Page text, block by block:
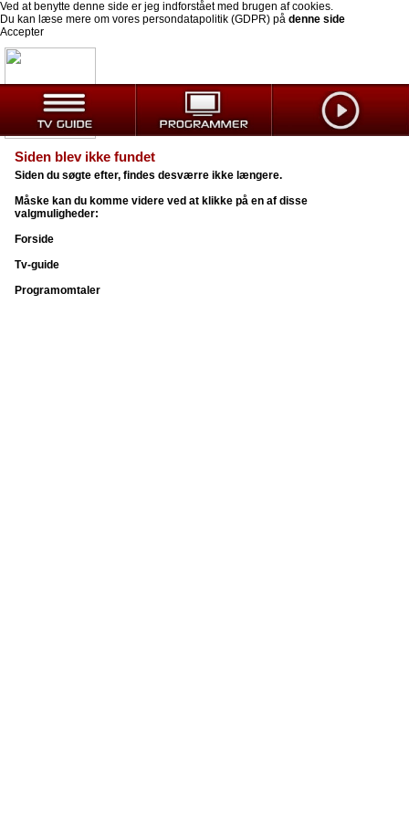
Ved at benytte denne side er jeg indforstået med brugen af cookies.
Du kan læse mere om vores persondatapolitik (GDPR) på denne side
Accepter
Siden blev ikke fundet
Siden du søgte efter, findes desværre ikke længere.
Måske kan du komme videre ved at klikke på en af disse
valgmuligheder:
Forside
Tv-guide
Programomtaler